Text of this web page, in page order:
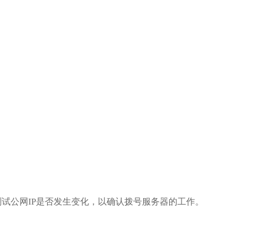
公网IP是否发生变化，以确认拨号服务器的工作。